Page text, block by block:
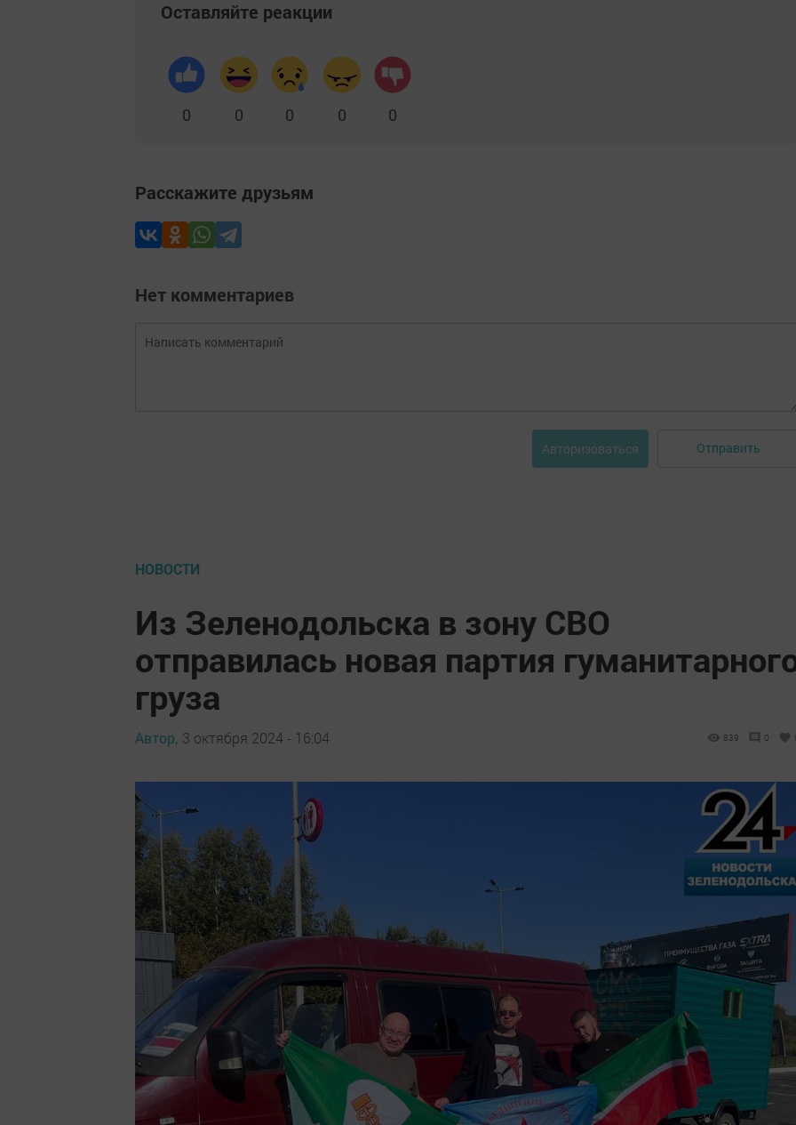
Оставляйте реакции
0 0 0 0 0
Расскажите друзьям
Нет комментариев
Авторизоваться Отправить
НОВОСТИ
Из Зеленодольска в зону СВО
отправилась новая партия
груза
Автор, 3 октября 2024 - 16:04 839 0